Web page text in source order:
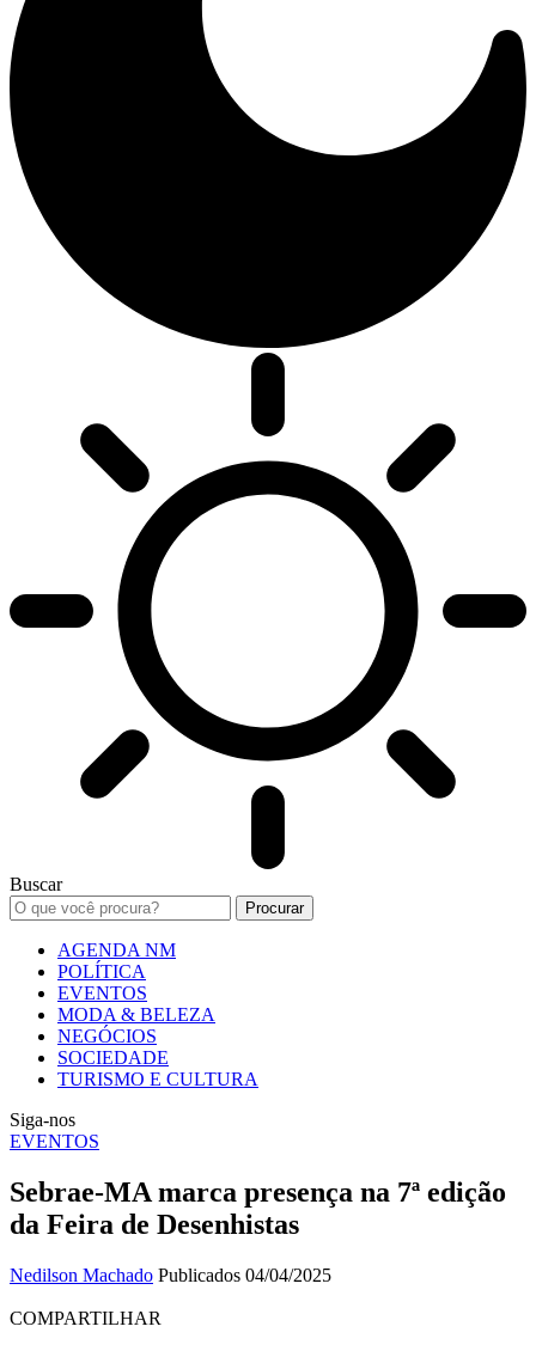
Buscar
AGENDA NM
POLÍTICA
EVENTOS
MODA & BELEZA
NEGÓCIOS
SOCIEDADE
TURISMO E CULTURA
Siga-nos
EVENTOS
Sebrae-MA marca presença na 7ª edição
da Feira de Desenhistas
Nedilson Machado Publicados 04/04/2025
COMPARTILHAR